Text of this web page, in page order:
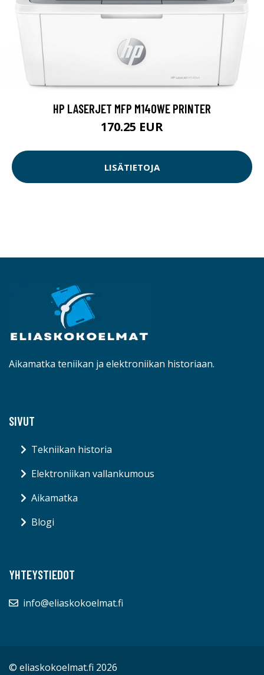
HP LASERJET MFP M140WE PRINTER
170.25 EUR
LISÄTIETOJA
Aikamatka teniikan ja elektroniikan historiaan.
SIVUT
Tekniikan historia
Elektroniikan vallankumous
Aikamatka
Blogi
YHTEYSTIEDOT
info@eliaskokoelmat.fi
© eliaskokoelmat.fi 2026